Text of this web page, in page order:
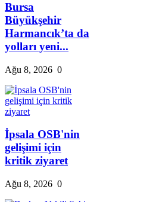
Bursa
Büyükşehir
Harmancık’ta da
yolları yeni...
Ağu 8, 2026 0
İpsala OSB'nin
gelişimi için
kritik ziyaret
Ağu 8, 2026 0